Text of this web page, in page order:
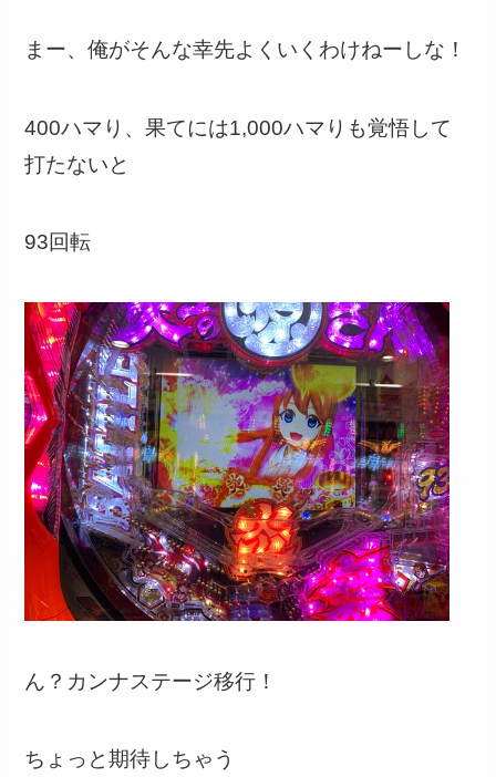
まー、俺がそんな幸先よくいくわけねーしな！
400ハマり、果てには1,000ハマりも覚悟して
打たないと
93回転
ん？カンナステージ移行！
ちょっと期待しちゃう